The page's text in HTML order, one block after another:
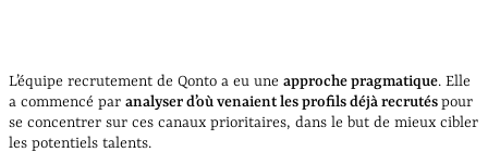
L’équipe recrutement de Qonto a eu une approche pragmatique. Elle
a commencé par analyser d’où venaient les profils déjà recrutéspour
se concentrer sur ces canaux prioritaires, dans le but de mieux cibler
les potentiels talents.